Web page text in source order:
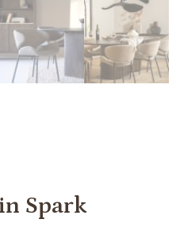
Spark